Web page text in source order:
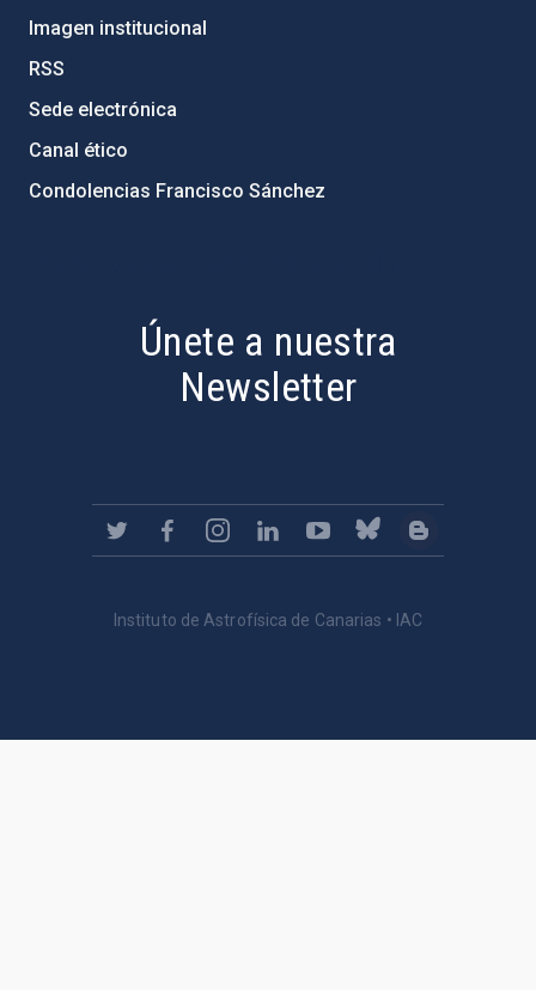
Imagen institucional
RSS
Sede electrónica
Canal ético
Condolencias Francisco Sánchez
Únete a nuestra
Newsletter
Instituto de Astrofísica de Canarias • IAC